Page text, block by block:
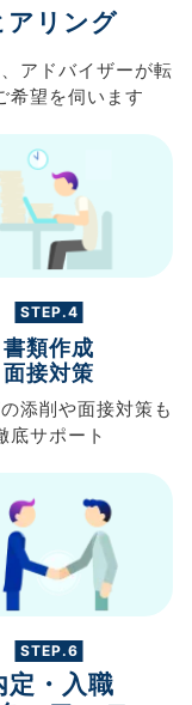
アリング
アドバイザーが転
希望を伺います
STEP.4
書類作成
面接対策
添削や面接対策も
底サポート
STEP.6
定・入職